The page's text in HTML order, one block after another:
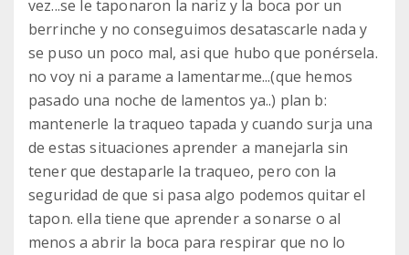
vez...se le taponaron la nariz y la boca por un
berrinche y no conseguimos desatascarle nada y
se puso un poco mal, asi que hubo que ponérsela.
no voy ni a parame a lamentarme...(que hemos
pasado una noche de lamentos ya..) plan b:
mantenerle la traqueo tapada y cuando surja una
de estas situaciones aprender a manejarla sin
tener que destaparle la traqueo, pero con la
seguridad de que si pasa algo podemos quitar el
tapon. ella tiene que aprender a sonarse o al
menos a abrir la boca para respirar que no lo